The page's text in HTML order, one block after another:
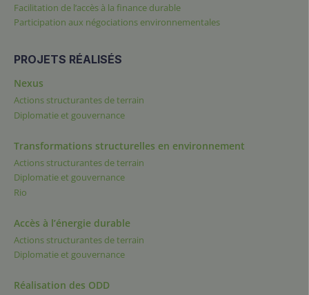
Facilitation de l’accès à la finance durable
Participation aux négociations environnementales
PROJETS RÉALISÉS
Nexus
Actions structurantes de terrain
Diplomatie et gouvernance
Transformations structurelles en environnement
Actions structurantes de terrain
Diplomatie et gouvernance
Rio
Accès à l’énergie durable
Actions structurantes de terrain
Diplomatie et gouvernance
Réalisation des ODD